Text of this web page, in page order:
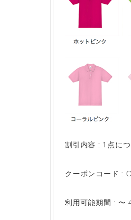
割引内容 : 1点に
クーポンコード :
利用可能期間 : 〜